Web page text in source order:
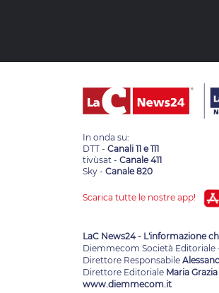
In onda su:
DTT - Canali 11 e 111
tivùsat - Canale 411
Sky - Canale 820
Scarica tutte le nostre app!
LaC News24 - L'informazione
Diemmecom Società Editoriale
Direttore Responsabile
Direttore Editoriale Maria
www.diemmecom.it